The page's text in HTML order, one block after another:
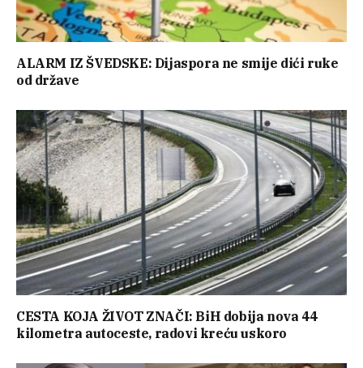
ALARM IZ ŠVEDSKE: Dijaspora ne smije dići ruke
od države
CESTA KOJA ŽIVOT ZNAČI: BiH dobija nova 44
kilometra autoceste, radovi kreću uskoro